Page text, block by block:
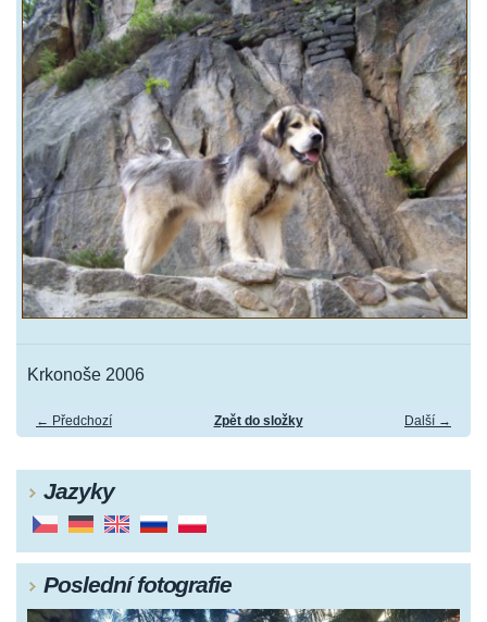
Krkonoše 2006
← Předchozí Další →
Zpět do složky
Jazyky
Poslední fotografie